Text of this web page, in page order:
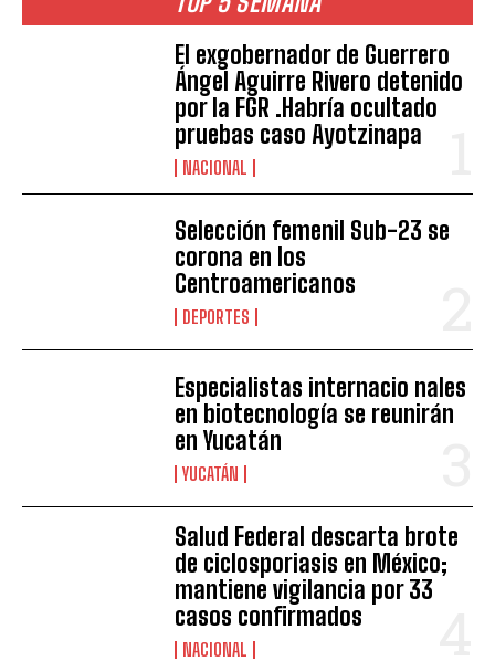
El exgobernador de Guerrero
Ángel Aguirre Rivero detenido
por la FGR .Habría ocultado
pruebas caso Ayotzinapa
NACIONAL
Selección femenil Sub-23 se
corona en los
Centroamericanos
DEPORTES
Especialistas internacio nales
en biotecnología se reunirán
en Yucatán
YUCATÁN
Salud Federal descarta brote
de ciclosporiasis en México;
mantiene vigilancia por 33
casos confirmados
NACIONAL